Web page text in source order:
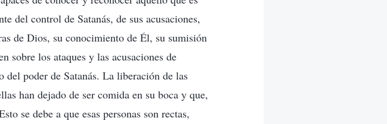
del control de Satanás, de sus acusaciones,
de Dios, su conocimiento de Él, su sumisión
sobre los ataques y las acusaciones de
del poder de Satanás. La liberación de las
han dejado de ser comida en su boca y que,
se debe a que esas personas son rectas,